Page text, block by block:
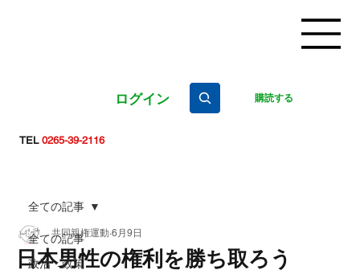
ログイン 購読する
TEL0265-39-2116
全ての記事
政治・政策
全ての記事
日本男性の権利を勝ち取ろう
共同親権運動 6月9日